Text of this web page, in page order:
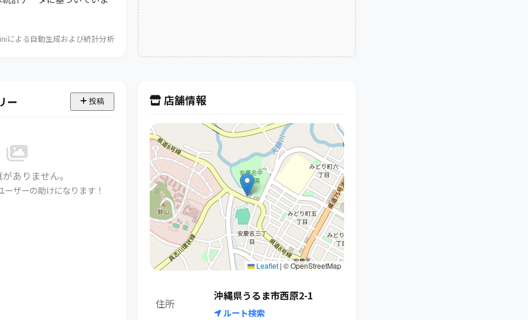
による自動生成および統計分析
ー 投稿
ありません。
ザーの助けになります！
店舗情報
Leaflet | © OpenStreetMap
住所
沖縄県うるま市西原2-1
ルート検索